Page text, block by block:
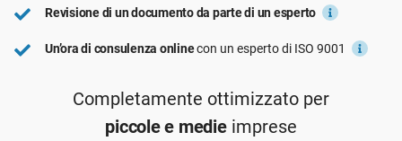
ISO 17025
Dispositivi medici
Revisione di un documento da parte di un esperto
Un’ora di consulenza onlinecon un esperto di ISO 9001
Completamente ottimizzato per
piccole e medieimprese